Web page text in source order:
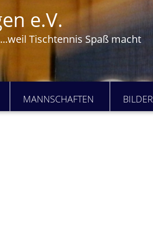
e.V.
...weil Tischtennis Spaß macht
MANNSCHAFTEN BILDER